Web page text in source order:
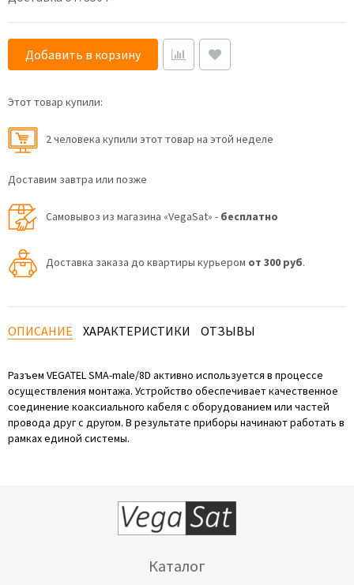
Добавить в корзину
Этот товар купили:
2 человекa купили этот товар на этой неделе
Доставим завтра или позже
Самовывоз из магазина «VegaSat» - бесплатно
Доставка заказа до квартиры курьером от 300 руб.
ОПИСАНИЕ ХАРАКТЕРИСТИКИ ОТЗЫВЫ
Разъем VEGATEL SMA-male/8D активно используется в процессе
осуществления монтажа. Устройство обеспечивает качественное
соединение коаксиального кабеля с оборудованием или частей
провода друг с другом. В результате приборы начинают работать в
рамках единой системы.
Каталог